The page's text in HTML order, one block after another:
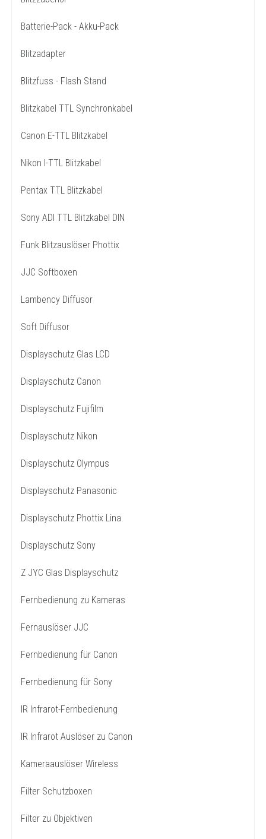
Batterie-Pack - Akku-Pack
Blitzadapter
Blitzfuss - Flash Stand
Blitzkabel TTL Synchronkabel
Canon E-TTL Blitzkabel
Nikon I-TTL Blitzkabel
Pentax TTL Blitzkabel
Sony ADI TTL Blitzkabel DIN
Funk Blitzauslöser Phottix
JJC Softboxen
Lambency Diffusor
Soft Diffusor
Displayschutz Glas LCD
Displayschutz Canon
Displayschutz Fujifilm
Displayschutz Nikon
Displayschutz Olympus
Displayschutz Panasonic
Displayschutz Phottix Lina
Displayschutz Sony
Z JYC Glas Displayschutz
Fernbedienung zu Kameras
Fernauslöser JJC
Fernbedienung für Canon
Fernbedienung für Sony
IR Infrarot-Fernbedienung
IR Infrarot Auslöser zu Canon
Kameraauslöser Wireless
Filter Schutzboxen
Filter zu Objektiven